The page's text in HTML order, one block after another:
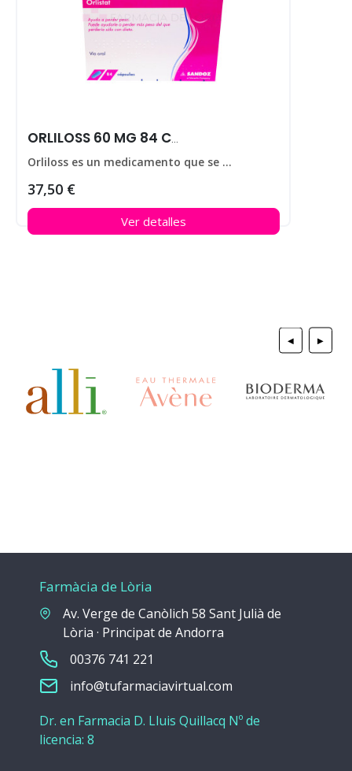
ORLILOSS 60 MG 84 CAPS
Orliloss es un medicamento que se utiliza para ayudar a perder peso en personas que padecen obesidad.
37,50 €
Ver detalles
◀ ▶
Farmàcia de Lòria
Av. Verge de Canòlich 58 Sant Julià de
Lòria · Principat de Andorra
00376 741 221
info@tufarmaciavirtual.com
Dr. en Farmacia D. Lluis Quillacq Nº de
licencia: 8